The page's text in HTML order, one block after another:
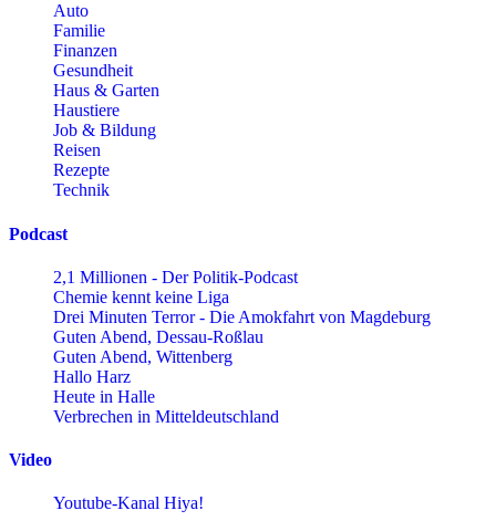
Auto
Familie
Finanzen
Gesundheit
Haus & Garten
Haustiere
Job & Bildung
Reisen
Rezepte
Technik
Podcast
2,1 Millionen - Der Politik-Podcast
Chemie kennt keine Liga
Drei Minuten Terror - Die Amokfahrt von Magdeburg
Guten Abend, Dessau-Roßlau
Guten Abend, Wittenberg
Hallo Harz
Heute in Halle
Verbrechen in Mitteldeutschland
Video
Youtube-Kanal Hiya!